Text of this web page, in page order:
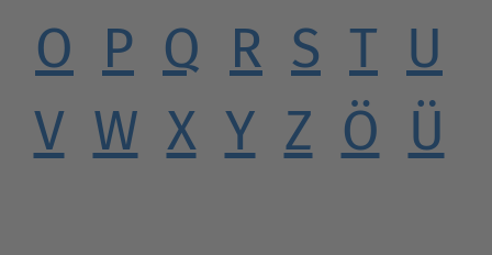
O P Q R S T U
V W X Y Z Ö Ü